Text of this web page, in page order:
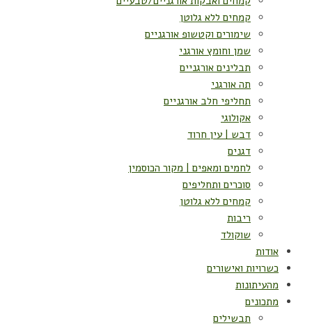
קמחים ללא גלוטן
שימורים וקטשופ אורגניים
שמן וחומץ אורגני
תבלינים אורגניים
תה אורגני
תחליפי חלב אורגניים
אקולוגי
דבש | עין חרוד
דגנים
לחמים ומאפים | מקור הכוסמין
סוכרים ותחליפים
קמחים ללא גלוטן
ריבות
שוקולד
אודות
כשרויות ואישורים
מהעיתונות
מתכונים
תבשילים